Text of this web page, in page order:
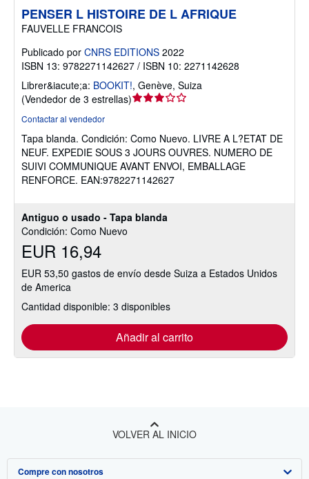
Antiguo o usado - Tapa blanda
Condición: Como Nuevo
EUR 16,94
EUR 53,50 gastos de envío desde Suiza a Estados Unidos
de America
Cantidad disponible: 3 disponibles
Añadir al carrito
PENSER L HISTOIRE DE L AFRIQUE
FAUVELLE FRANCOIS
Publicado por CNRS EDITIONS 2022
ISBN 13: 9782271142627 / ISBN 10: 2271142628
Librer&iacute;a: BOOKIT!, Genève, Suiza
(Vendedor de 3 estrellas)Calificación
3
de
5
estrellas
Contactar al vendedor
Tapa blanda. Condición: Como Nuevo. LIVRE A L?ETAT DE
NEUF. EXPEDIE SOUS 3 JOURS OUVRES. NUMERO DE
SUIVI COMMUNIQUE AVANT ENVOI, EMBALLAGE
RENFORCE. EAN:9782271142627
VOLVER AL INICIO
Compre con nosotros